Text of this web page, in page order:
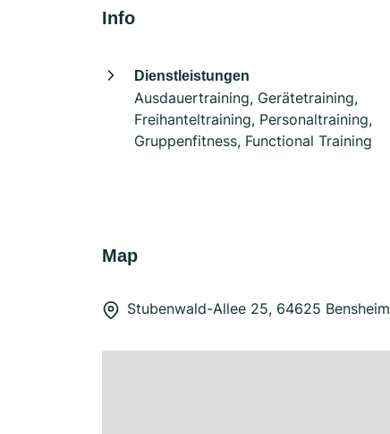
Info
Dienstleistungen
Ausdauertraining, Gerätetraining,
Freihanteltraining, Personaltraining,
Gruppenfitness, Functional Training
Map
Stubenwald-Allee 25, 64625 Bensheim